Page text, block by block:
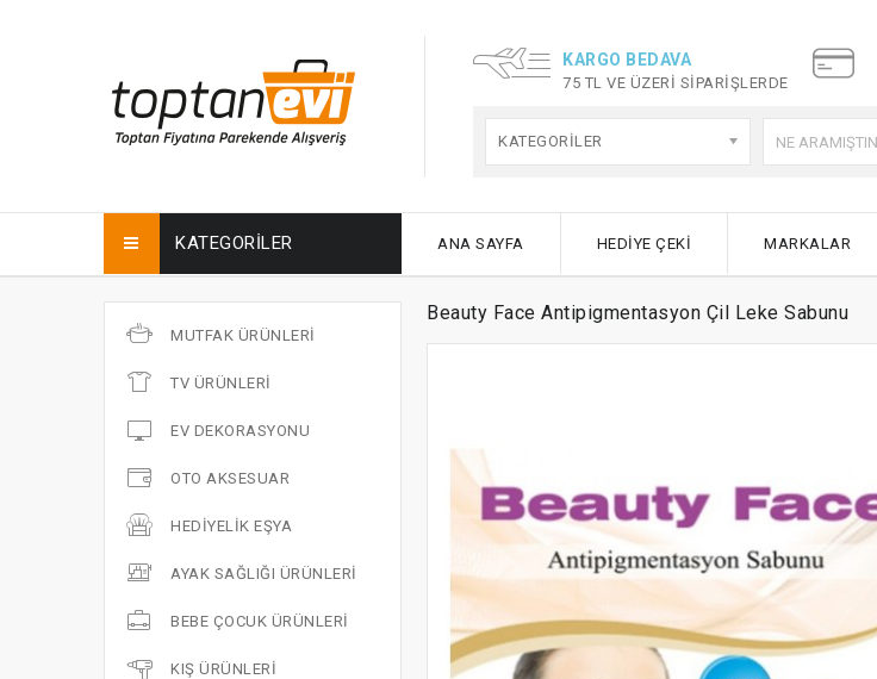
KARGO BEDAVA
75 TL VE ÜZERI SIPARIŞLERDE
KATEGORILER
KATEGORILER ANA SAYFA HEDIYE ÇEKI MARKALAR
MUTFAK ÜRÜNLERI
TV ÜRÜNLERI
EV DEKORASYONU
OTO AKSESUAR
HEDIYELIK EŞYA
AYAK SAĞLIĞI ÜRÜNLERI
BEBE ÇOCUK ÜRÜNLERI
KIŞ ÜRÜNLERI
Beauty Face Antipigmentasyon Çil Leke Sabunu